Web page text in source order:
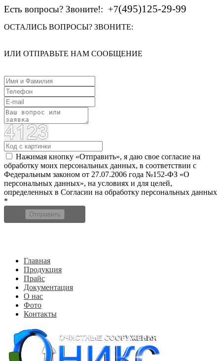
Есть вопросы? Звоните!: +7(495)125-29-99
ОСТАЛИСЬ ВОПРОСЫ? ЗВОНИТЕ:
ИЛИ ОТПРАВЬТЕ НАМ СООБЩЕНИЕ
Нажимая кнопку «Отправить», я даю свое согласие на
обработку моих персональных данных, в соответствии с
Федеральным законом от 27.07.2006 года №152-ФЗ «О
персональных данных», на условиях и для целей,
определенных в Согласии на обработку персональных данных
*
Отправить
Главная
Продукция
Прайс
Документация
О нас
Фото
Контакты